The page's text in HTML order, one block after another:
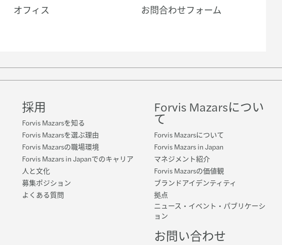
オフィス お問合わせフォーム
Instagram
on
採用
Forvis Mazarsを知る
Forvis Mazarsを選ぶ理由
Forvis Mazarsの職場環境
Forvis Mazars in Japanでのキャリア
人と文化
募集ポジション
よくある質問
Forvis Mazarsについ
て
Forvis Mazarsについて
Forvis Mazars in Japan
マネジメント紹介
Forvis Mazarsの価値観
ブランドアイデンティティ
拠点
ニュース・イベント・パブリケーシ
ョン
お問い合わせ